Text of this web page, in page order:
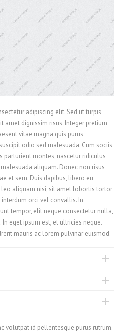
adipiscing elit. Sed ut turpis
amet dignissim risus. Integer pretium
vitae magna quis purus
odio sed malesuada. Cum sociis
parturient montes, nascetur ridiculus
aliquam. Donec non risus
et sem. Duis dapibus, libero eu
aliquam nisi, sit amet lobortis tortor
orci vel convallis. In
tempor, elit neque consectetur nulla,
eget ipsum est, et ultricies neque.
mauris ac lorem pulvinar euismod.
volutpat id pellentesque purus rutrum.